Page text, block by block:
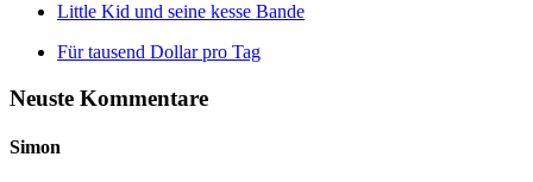
Little Kid und seine kesse Bande
Für tausend Dollar pro Tag
Neuste Kommentare
Simon